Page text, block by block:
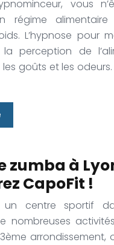
vous
régime
L’hypnose pour
la perception de
goûts et les
zumba à
CapoFit !
centre sportif
nombreuses
arrondissement,